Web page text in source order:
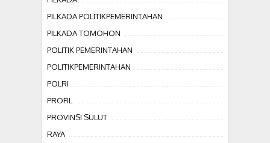
PILKADA POLITIKPEMERINTAHAN
PILKADA TOMOHON
POLITIK PEMERINTAHAN
POLITIKPEMERINTAHAN
POLRI
PROFIL
PROVINSI SULUT
RAYA